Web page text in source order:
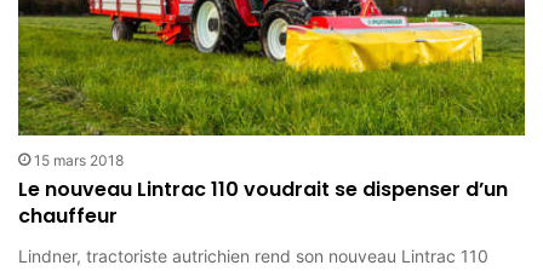
15 mars 2018
Le nouveau Lintrac 110 voudrait se dispenser d’un
chauffeur
Lindner, tractoriste autrichien rend son nouveau Lintrac 110